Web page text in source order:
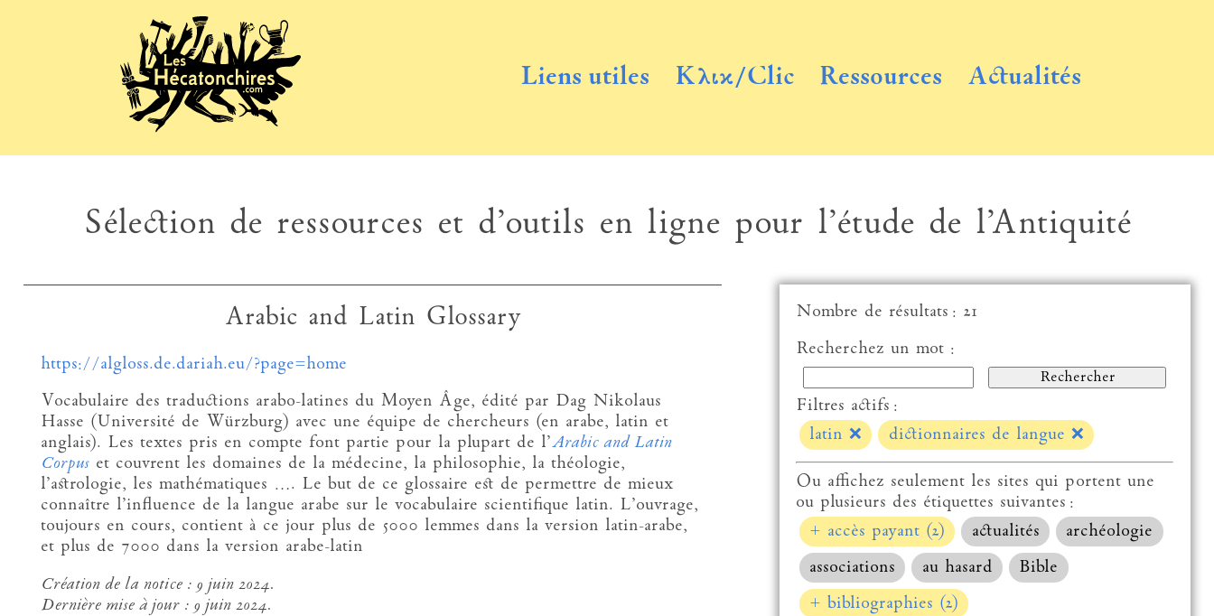
Liens utiles Κλικ/Clic Ressources Actualités
Sélection de ressources et d’outils en ligne pour l’étude de l’Antiquité
Arabic and Latin Glossary
https://algloss.de.dariah.eu/?page=home
Vocabulaire des traductions arabo-latines du Moyen Âge, édité par Dag Nikolaus
Hasse (Université de Würzburg) avec une équipe de chercheurs (en arabe, latin et
anglais). Les textes pris en compte font partie pour la plupart de l’Arabic and Latin
Corpuset couvrent les domaines de la médecine, la philosophie, la théologie,
l’astrologie, les mathématiques …. Le but de ce glossaire est de permettre de mieux
connaître l’influence de la langue arabe sur le vocabulaire scientifique latin. L’ouvrage,
toujours en cours, contient à ce jour plus de 5000 lemmes dans la version latin-arabe,
et plus de 7000 dans la version arabe-latin
Création de la notice : 9 juin 2024.
Dernière mise à jour : 9 juin 2024.
Nombre de résultats : 21
Recherchez un mot :
Filtres actifs :
latin ❌ dictionnaires de langue ❌
Ou affichez seulement les sites qui portent une
ou plusieurs des étiquettes suivantes :
+ accès payant (2)
actualités
archéologie
associations
au hasard
Bible
+ bibliographies (2)